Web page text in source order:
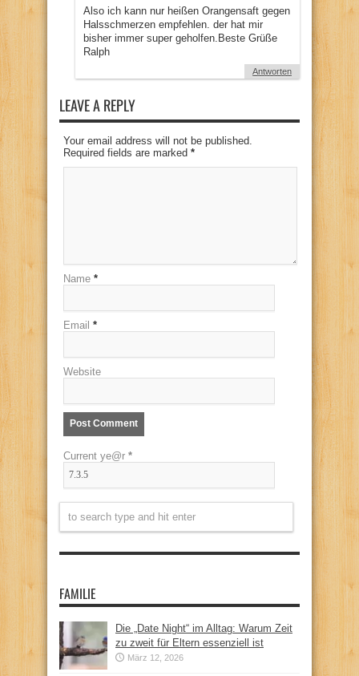
Also ich kann nur heißen Orangensaft gegen
Halsschmerzen empfehlen. der hat mir
bisher immer super geholfen.Beste Grüße
Ralph
Antworten
LEAVE A REPLY
Your email address will not be published.
Required fields are marked *
Name *
Email *
Website
Current ye@r *
FAMILIE
Die „Date Night“ im Alltag: Warum Zeit
zu zweit für Eltern essenziell ist
März 12, 2026